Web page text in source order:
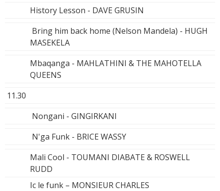
History Lesson - DAVE GRUSIN
Bring him back home (Nelson Mandela) - HUGH
MASEKELA
Mbaqanga - MAHLATHINI & THE MAHOTELLA
QUEENS
11.30
Nongani - GINGIRKANI
N'ga Funk - BRICE WASSY
Mali Cool - TOUMANI DIABATE & ROSWELL
RUDD
Ic le funk – MONSIEUR CHARLES